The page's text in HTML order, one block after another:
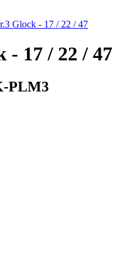
Glock - 17 / 22 / 47
- 17 / 22 / 47
PLM3